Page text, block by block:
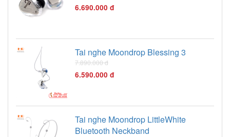
6.690.000 đ
Tai nghe Moondrop Blessing 3
7.890.000 đ
6.590.000 đ
Tai nghe Moondrop LittleWhite
Bluetooth Neckband